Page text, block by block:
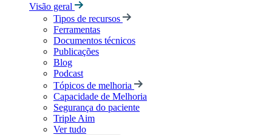
Visão geral
Tipos de recursos
Ferramentas
Documentos técnicos
Publicações
Blog
Podcast
Tópicos de melhoria
Capacidade de Melhoria
Segurança do paciente
Triple Aim
Ver tudo